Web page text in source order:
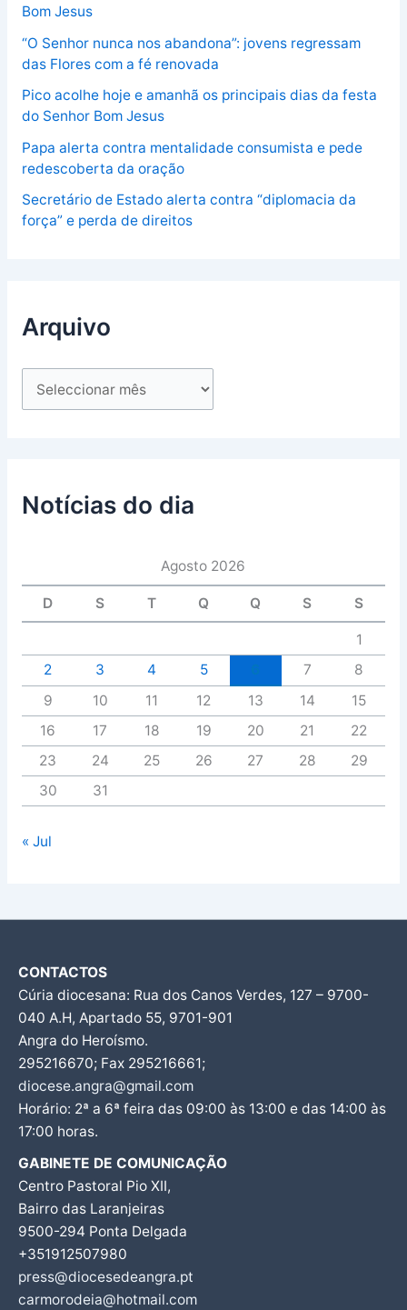
Bom Jesus
“O Senhor nunca nos abandona”: jovens regressam
das Flores com a fé renovada
Pico acolhe hoje e amanhã os principais dias da festa
do Senhor Bom Jesus
Papa alerta contra mentalidade consumista e pede
redescoberta da oração
Secretário de Estado alerta contra “diplomacia da
força” e perda de direitos
Arquivo
Notícias do dia
Agosto 2026
D S T Q Q S S
1
2
3 4 5 7
8
9
10 11 12 13 14
15
16
17 18 19 20 21
22
23
24 25 26 27 28
29
30
31
« Jul
CONTACTOS
Cúria diocesana: Rua dos Canos Verdes, 127 – 9700-
040 A.H, Apartado 55, 9701-901
Angra do Heroísmo.
295216670; Fax 295216661;
diocese.angra@gmail.com
Horário: 2ª a 6ª feira das 09:00 às 13:00 e das 14:00 às
17:00 horas.
GABINETE DE COMUNICAÇÃO
Centro Pastoral Pio XII,
Bairro das Laranjeiras
9500-294 Ponta Delgada
+351912507980
press@diocesedeangra.pt
carmorodeia@hotmail.com